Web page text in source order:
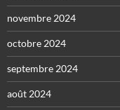
novembre 2024
octobre 2024
septembre 2024
août 2024